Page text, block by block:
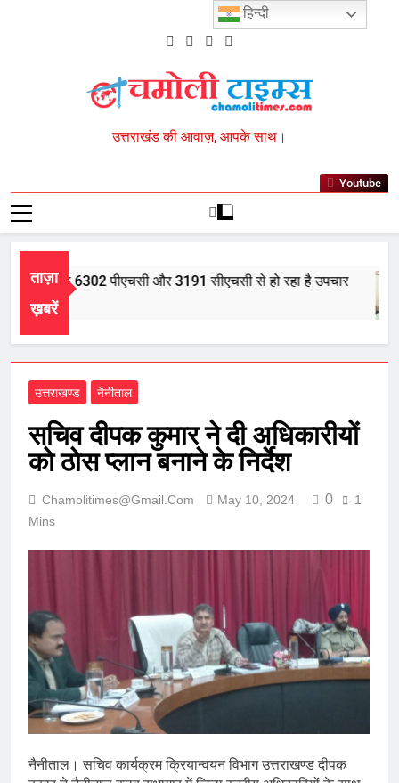
Chamoli Times
उत्तराखंड की आवाज़, आपके साथ।
Youtube
ताज़ा
ख़बरें
आयुर्वेद के 6302 पीएचसी और 3191 सीएचसी से हो रहा है उपचार
2026
उत्तराखण्ड नैनीताल
सचिव दीपक कुमार ने दी अधिकारीयों
को ठोस प्लान बनाने के निर्देश
Chamolitimes@gmail.com May 10, 2024 0
1
Mins
नैनीताल। सचिव कार्यक्रम क्रियान्वयन विभाग उत्तराखण्ड दीपक
हिन्दी